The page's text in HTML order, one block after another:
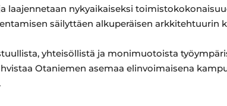
laajennetaan nykyaikaiseksi
säilyttäen alkuperäisen arkkitehtuurin
yhteisöllistä ja monimuotoista
Otaniemen asemaa elinvoimaisena